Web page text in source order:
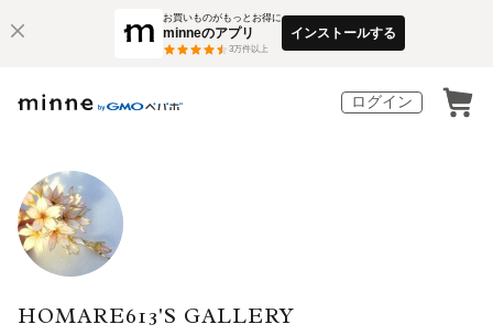
お買いものがもっとお得に
minneのアプリ
3万件以上
インストールする
ログイン
HOMARE613'S GALLERY